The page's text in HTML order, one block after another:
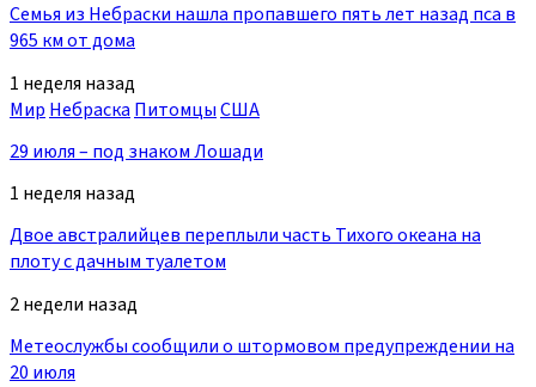
Семья из Небраски нашла пропавшего пять лет назад пса в
965 км от дома
1 неделя назад
Мир Небраска ПитомцыСША
29 июля – под знаком Лошади
1 неделя назад
Двое австралийцев переплыли часть Тихого океана на
плоту с дачным туалетом
2 недели назад
Метеослужбы сообщили о штормовом предупреждении на
20 июля